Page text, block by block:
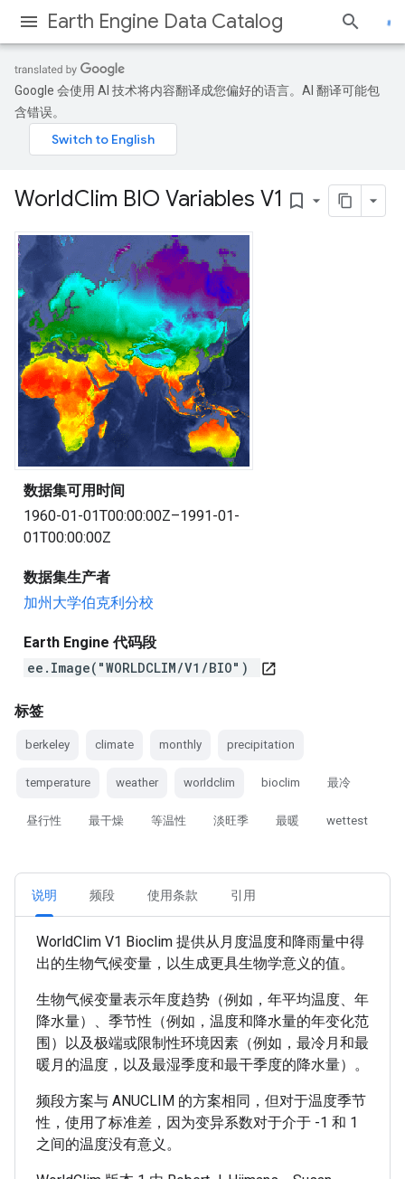
Earth Engine Data Catalog
Google 会使用 AI 技术将内容翻译成您偏好的语言。AI 翻译可能包
含错误。
WorldClim BIO Variables V1 bookmark_border
数据集可用时间
1960-01-01T00:00:00Z–1991-01-
01T00:00:00Z
数据集生产者
加州大学伯克利分校
Earth Engine 代码段
ee.Image("WORLDCLIM/V1/BIO")
open_in_new
标签
berkeley climate monthly precipitation
temperature weather worldclim bioclim 最冷
昼行性 最干燥 等温性 淡旺季 最暖 wettest
说明 频段 使用条款 引用
WorldClim V1 Bioclim 提供从月度温度和降雨量中得
出的生物气候变量，以生成更具生物学意义的值。
生物气候变量表示年度趋势（例如，年平均温度、年
降水量）、季节性（例如，温度和降水量的年变化范
围）以及极端或限制性环境因素（例如，最冷月和最
暖月的温度，以及最湿季度和最干季度的降水量）。
频段方案与 ANUCLIM 的方案相同，但对于温度季节
性，使用了标准差，因为变异系数对于介于 -1 和 1
之间的温度没有意义。